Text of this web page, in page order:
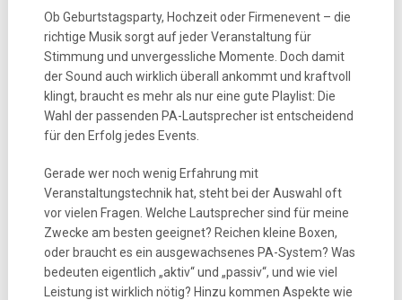
Ob Geburtstagsparty, Hochzeit oder Firmenevent – die
richtige Musik sorgt auf jeder Veranstaltung für
Stimmung und unvergessliche Momente. Doch damit
der Sound auch wirklich überall ankommt und kraftvoll
klingt, braucht es mehr als nur eine gute Playlist: Die
Wahl der passenden PA-Lautsprecher ist entscheidend
für den Erfolg jedes Events.
Gerade wer noch wenig Erfahrung mit
Veranstaltungstechnik hat, steht bei der Auswahl oft
vor vielen Fragen. Welche Lautsprecher sind für meine
Zwecke am besten geeignet? Reichen kleine Boxen,
oder braucht es ein ausgewachsenes PA-System? Was
bedeuten eigentlich „aktiv“ und „passiv“, und wie viel
Leistung ist wirklich nötig? Hinzu kommen Aspekte wie